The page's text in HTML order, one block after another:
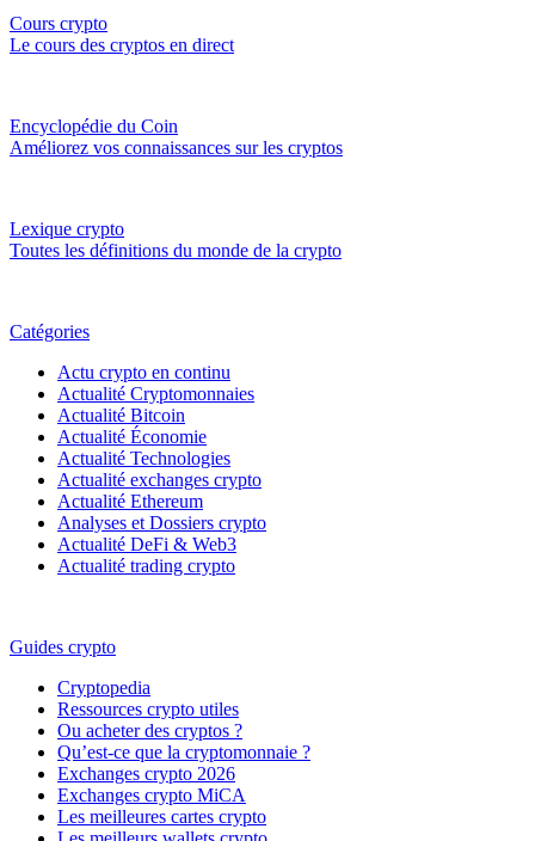
Cours crypto
Le cours des cryptos en direct
Encyclopédie du Coin
Améliorez vos connaissances sur les cryptos
Lexique crypto
Toutes les définitions du monde de la crypto
Catégories
Actu crypto en continu
Actualité Cryptomonnaies
Actualité Bitcoin
Actualité Économie
Actualité Technologies
Actualité exchanges crypto
Actualité Ethereum
Analyses et Dossiers crypto
Actualité DeFi & Web3
Actualité trading crypto
Guides crypto
Cryptopedia
Ressources crypto utiles
Ou acheter des cryptos ?
Qu’est-ce que la cryptomonnaie ?
Exchanges crypto 2026
Exchanges crypto MiCA
Les meilleures cartes crypto